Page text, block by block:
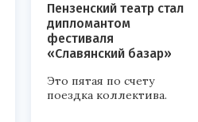
Пензенский театр стал
дипломантом
фестиваля
«Славянский базар»
Это пятая по счету
поездка коллектива.